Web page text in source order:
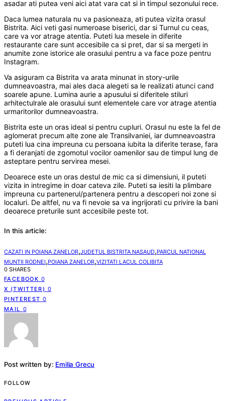
asadar ati putea veni aici atat vara cat si in timpul sezonului rece.
Daca lumea naturala nu va pasioneaza, ati putea vizita orasul
Bistrita. Aici veti gasi numeroase biserici, dar si Turnul cu ceas,
care va vor atrage atentia. Puteti lua mesele in diferite
restaurante care sunt accesibile ca si pret, dar si sa mergeti in
anumite zone istorice ale orasului pentru a va face poze pentru
Instagram.
Va asiguram ca Bistrita va arata minunat in story-urile
dumneavoastra, mai ales daca alegeti sa le realizati atunci cand
soarele apune. Lumina aurie a apusului si diferitele stiluri
arhitectulrale ale orasului sunt elementele care vor atrage atentia
urmaritorilor dumneavoastra.
Bistrita este un oras ideal si pentru cupluri. Orasul nu este la fel de
aglomerat precum alte zone ale Transilvaniei, iar dumneavoastra
puteti lua cina impreuna cu persoana iubita la diferite terase, fara
a fi deranjati de zgomotul vocilor oamenilor sau de timpul lung de
asteptare pentru servirea mesei.
Deoarece este un oras destul de mic ca si dimensiuni, il puteti
vizita in intregime in doar cateva zile. Puteti sa iesiti la plimbare
impreuna cu partenerul/partenera pentru a descoperi noi zone si
localuri. De altfel, nu va fi nevoie sa va ingrijorati cu privire la bani
deoarece preturile sunt accesibile peste tot.
In this article:
CAZATI IN POIANA ZANELOR,JUDETUL BISTRITA NASAUD,PARCUL NATIONAL
MUNTII RODNEI,POIANA ZANELOR,VIZITATI LACUL COLIBITA
0 SHARES
FACEBOOK 0
X (TWITTER) 0
PINTEREST 0
MAIL
0
Post written by: Emilia Grecu
FOLLOW